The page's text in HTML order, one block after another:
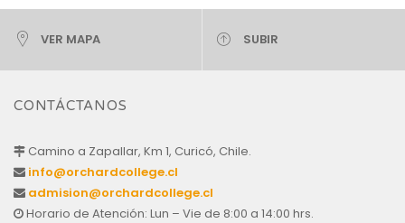
VER MAPA SUBIR
CONTÁCTANOS
Camino a Zapallar, Km 1, Curicó, Chile.
info@orchardcollege.cl
admision@orchardcollege.cl
Horario de Atención: Lun – Vie de 8:00 a 14:00 hrs.